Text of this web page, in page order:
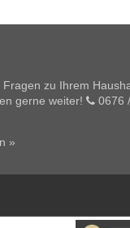
Fragen zu Ihrem
gerne weiter!
0676
»